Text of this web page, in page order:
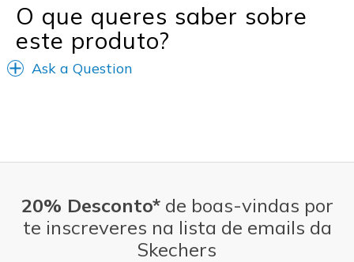
View On Shoes
I'm Into Shoes
O que queres saber sobre
este produto?
Ask a Question
20% Desconto*de boas-vindas por
te inscreveres na lista de emails da
Skechers